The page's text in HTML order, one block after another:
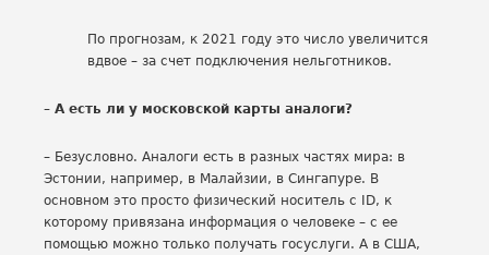
По прогнозам, к 2021 году это число увеличится
вдвое – за счет подключения нельготников.
– А есть ли у московской карты аналоги?
– Безусловно. Аналоги есть в разных частях мира: в
Эстонии, например, в Малайзии, в Сингапуре. В
основном это просто физический носитель с ID, к
которому привязана информация о человеке – с ее
помощью можно только получать госуслуги. А в США,